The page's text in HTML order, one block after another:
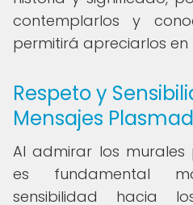
contemplarlos y
permitirá apreciarlos
Respeto y
Mensajes
Al admirar los murales
es fundamental
sensibilidad hacia